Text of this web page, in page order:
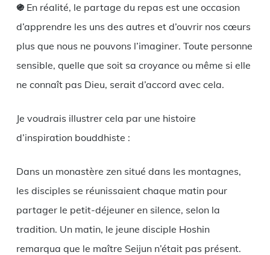
֍En réalité, le partage du repas est une occasion
d’apprendre les uns des autres et d’ouvrir nos cœurs
plus que nous ne pouvons l’imaginer. Toute personne
sensible, quelle que soit sa croyance ou même si elle
ne connaît pas Dieu, serait d’accord avec cela.
Je voudrais illustrer cela par une histoire
d’inspiration bouddhiste :
Dans un monastère zen situé dans les montagnes,
les disciples se réunissaient chaque matin pour
partager le petit-déjeuner en silence, selon la
tradition. Un matin, le jeune disciple Hoshin
remarqua que le maître Seijun n’était pas présent.